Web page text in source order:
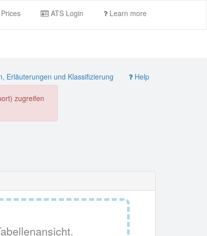
Prices ATS Login Learn more
Erläuterungen und Klassifizierung Help
zugreifen